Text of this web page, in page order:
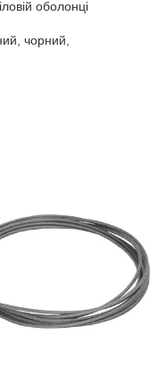
оболонці
чорний,